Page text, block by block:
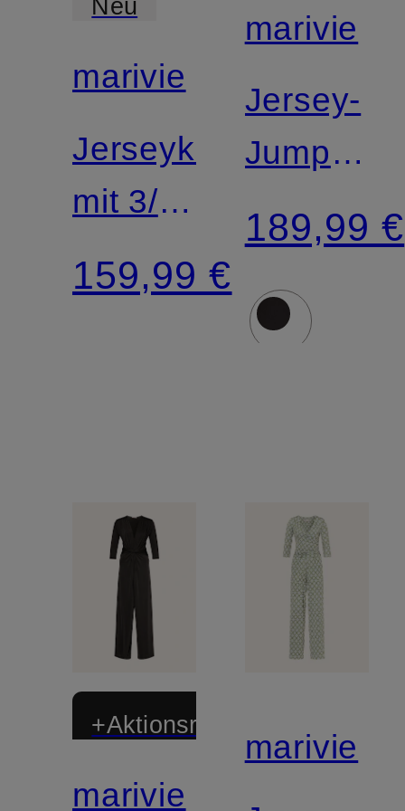
Neu
marivie
Jerseykleid
mit 3/4-
Arm
159,99 €
marivie
Jersey-
Jumpsuit
JUMP
IN! mit
3/4-
189,99 €
+Aktionsrabatt
marivie
marivie